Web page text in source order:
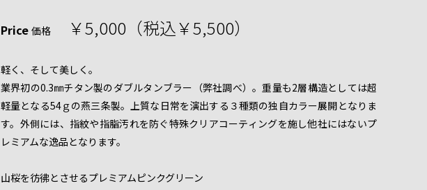
Price 価格 ￥5,000（税込￥5,500）
軽く、そして美しく。
業界初の0.3㎜チタン製のダブルタンブラー（弊社調べ）。重量も2層構造としては超
軽量となる54ｇの燕三条製。上質な日常を演出する３種類の独自カラー展開となりま
す。外側には、指紋や指脂汚れを防ぐ特殊クリアコーティングを施し他社にはないプ
レミアムな逸品となります。
山桜を彷彿とさせるプレミアムピンクグリーン